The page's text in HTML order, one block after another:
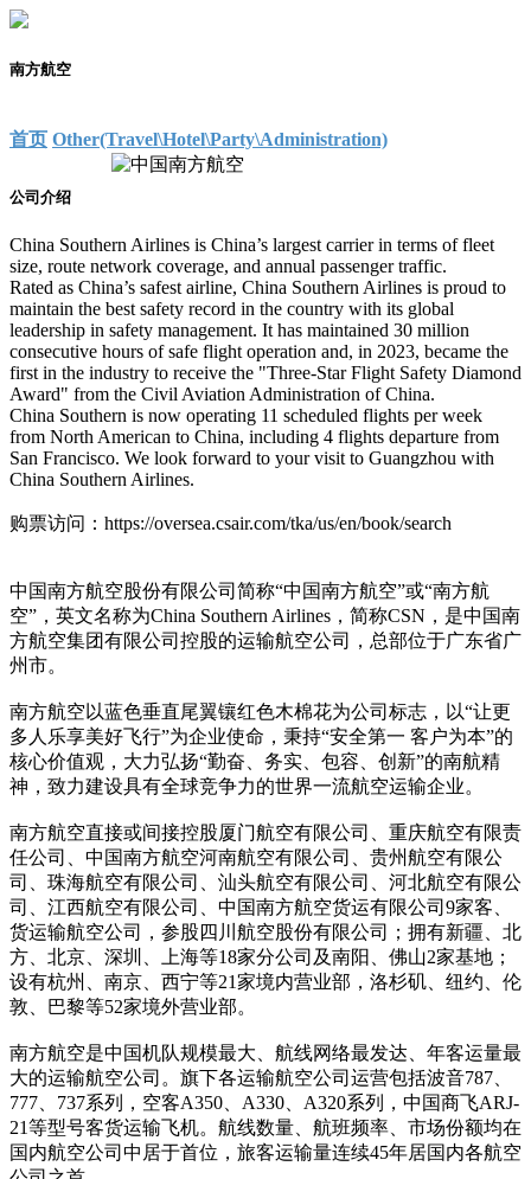
南方航空
首页 Other(Travel\Hotel\Party\Administration)
公司介绍
China Southern Airlines is China’s largest carrier in terms of fleet
size, route network coverage, and annual passenger traffic.
Rated as China’s safest airline, China Southern Airlines is proud to
maintain the best safety record in the country with its global
leadership in safety management. It has maintained 30 million
consecutive hours of safe flight operation and, in 2023, became the
first in the industry to receive the "Three-Star Flight Safety Diamond
Award" from the Civil Aviation Administration of China.
China Southern is now operating 11 scheduled flights per week
from North American to China, including 4 flights departure from
San Francisco. We look forward to your visit to Guangzhou with
China Southern Airlines.
购票访问：https://oversea.csair.com/tka/us/en/book/search
中国南方航空股份有限公司简称“中国南方航空”或“南方航
空”，英文名称为China Southern Airlines，简称CSN，是中国南
方航空集团有限公司控股的运输航空公司，总部位于广东省广
州市。
南方航空以蓝色垂直尾翼镶红色木棉花为公司标志，以“让更
多人乐享美好飞行”为企业使命，秉持“安全第一 客户为本”的
核心价值观，大力弘扬“勤奋、务实、包容、创新”的南航精
神，致力建设具有全球竞争力的世界一流航空运输企业。
南方航空直接或间接控股厦门航空有限公司、重庆航空有限责
任公司、中国南方航空河南航空有限公司、贵州航空有限公
司、珠海航空有限公司、汕头航空有限公司、河北航空有限公
司、江西航空有限公司、中国南方航空货运有限公司9家客、
货运输航空公司，参股四川航空股份有限公司；拥有新疆、北
方、北京、深圳、上海等18家分公司及南阳、佛山2家基地；
设有杭州、南京、西宁等21家境内营业部，洛杉矶、纽约、伦
敦、巴黎等52家境外营业部。
南方航空是中国机队规模最大、航线网络最发达、年客运量最
大的运输航空公司。旗下各运输航空公司运营包括波音787、
777、737系列，空客A350、A330、A320系列，中国商飞ARJ-
21等型号客货运输飞机。航线数量、航班频率、市场份额均在
国内航空公司中居于首位，旅客运输量连续45年居国内各航空